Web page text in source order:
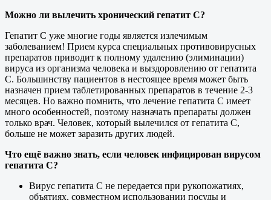
Можно ли вылечить хронический гепатит С?
Гепатит С уже многие годы является излечимым
заболеванием! Прием курса специальных противовирусных
препаратов приводит к полному удалению (элиминации)
вируса из организма человека и выздоровлению от гепатита
С. Большинству пациентов в нестоящее время может быть
назначен прием таблетированных препаратов в течение 2-3
месяцев. Но важно помнить, что лечение гепатита С имеет
много особенностей, поэтому назначать препараты должен
только врач. Человек, который вылечился от гепатита С,
больше не может заразить других людей.
Что ещё важно знать, если человек инфицирован вирусом
гепатита С?
Вирус гепатита С не передается при рукопожатиях,
объятиях, совместном использовании посуды и